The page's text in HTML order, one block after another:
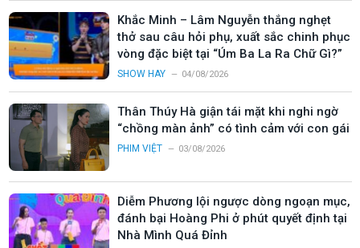
Khắc Minh – Lâm Nguyễn thắng nghẹt
thở sau câu hỏi phụ, xuất sắc chinh phục
vòng đặc biệt tại “Úm Ba La Ra Chữ Gì?”
SHOW HAY 04/08/2026
Thân Thúy Hà giận tái mặt khi nghi ngờ
“chồng màn ảnh” có tình cảm với con gái
PHIM VIỆT 03/08/2026
Diễm Phương lội ngược dòng ngoạn mục,
đánh bại Hoàng Phi ở phút quyết định tại
Nhà Mình Quá Đỉnh